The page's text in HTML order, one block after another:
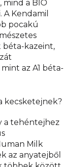
mind a BIO
Kendamil
pocakú
béta-kazeint,
az A1 béta-
kecsketejnek?
a tehéntejhez
Milk
az anyatejből